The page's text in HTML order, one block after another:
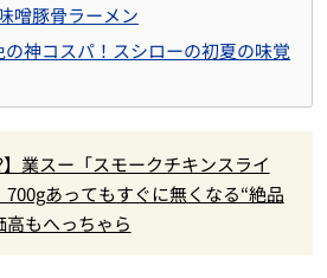
噌豚骨ラーメン
の神コスパ！スシローの初夏の味覚
】業スー「スモークチキンスライ
あってもすぐに無くなる“絶品
高もへっちゃら